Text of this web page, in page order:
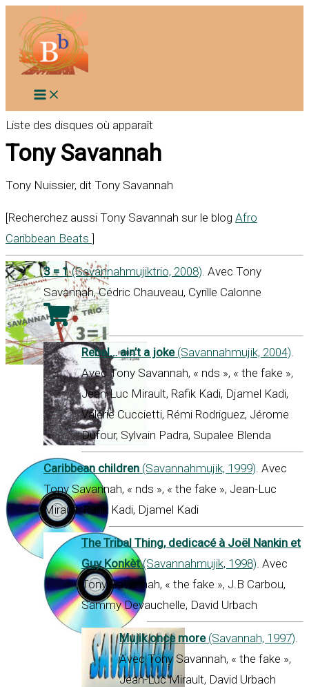
contenu
Liste des disques où apparaît
Tony Savannah
Tony Nuissier, dit Tony Savannah
[Recherchez aussi Tony Savannah sur le blog Afro
Caribbean Beats ]
3 = 1(Savannahmujiktrio, 2008). Avec Tony
Savannah, Cédric Chauveau, Cyrille Calonne
Rebel… ain’t a joke(Savannahmujik, 2004).
Avec Tony Savannah, « nds », « the fake »,
Jean-Luc Mirault, Rafik Kadi, Djamel Kadi,
Valérie Cuccietti, Rémi Rodriguez, Jérome
Dufour, Sylvain Padra, Supalee Blenda
Caribbean children (Savannahmujik, 1999). Avec
Tony Savannah, « nds », « the fake », Jean-Luc
Mirault, Rafik Kadi, Djamel Kadi
The Tribal Thing, dedicacé à Joël Nankin et
Guy Konkèt(Savannahmujik, 1998). Avec
Tony Savannah, « the fake », J.B Carbou,
Sammy Devauchelle, David Urbach
Mujik once more(Savannah, 1997).
Avec Tony Savannah, « the fake »,
Jean-Luc Mirault, David Urbach